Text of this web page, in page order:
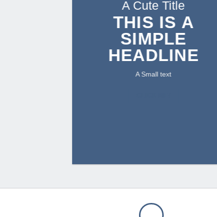
A Cute Title
THIS IS A
SIMPLE
HEADLINE
A Small text